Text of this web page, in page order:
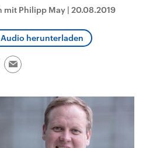
Podcasts
mit Philipp May | 20.08.2019
Audio herunterladen
Email